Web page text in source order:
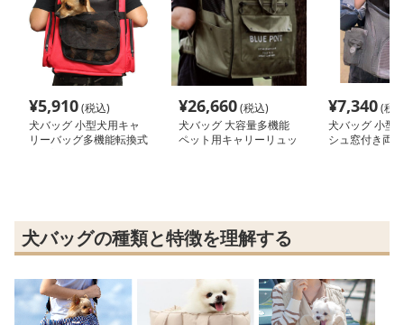
¥5,910(税込)
犬バッグ 小型犬用キャ
リーバッグ多機能転換式
¥26,660(税込)
犬バッグ 大容量多機能
ペット用キャリーリュッ
¥7,340(税
犬バッグ 小型
シュ窓付き両
犬バッグの種類と特徴を理解する